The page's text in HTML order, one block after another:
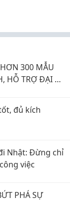
300 MẪU
HỖ TRỢ ĐẠI LÝ
đủ kích
Nhật: Đừng chỉ
việc
PHÁ SỰ